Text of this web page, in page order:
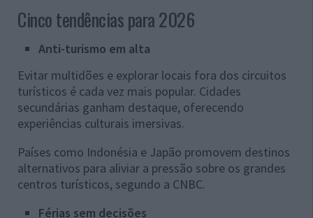
Cinco tendências para 2026
Anti-turismo em alta
Evitar multidões e explorar locais fora dos circuitos
turísticos é cada vez mais popular. Cidades
secundárias ganham destaque, oferecendo
experiências culturais imersivas.
Países como Indonésia e Japão promovem destinos
alternativos para aliviar a pressão sobre os grandes
centros turísticos, segundo a CNBC.
Férias sem decisões